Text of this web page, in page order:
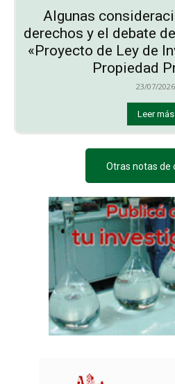
Algunas
derechos y el debate
«Proyecto de Ley de
Propiedad
23/07/2026
Leer más
Otras notas de